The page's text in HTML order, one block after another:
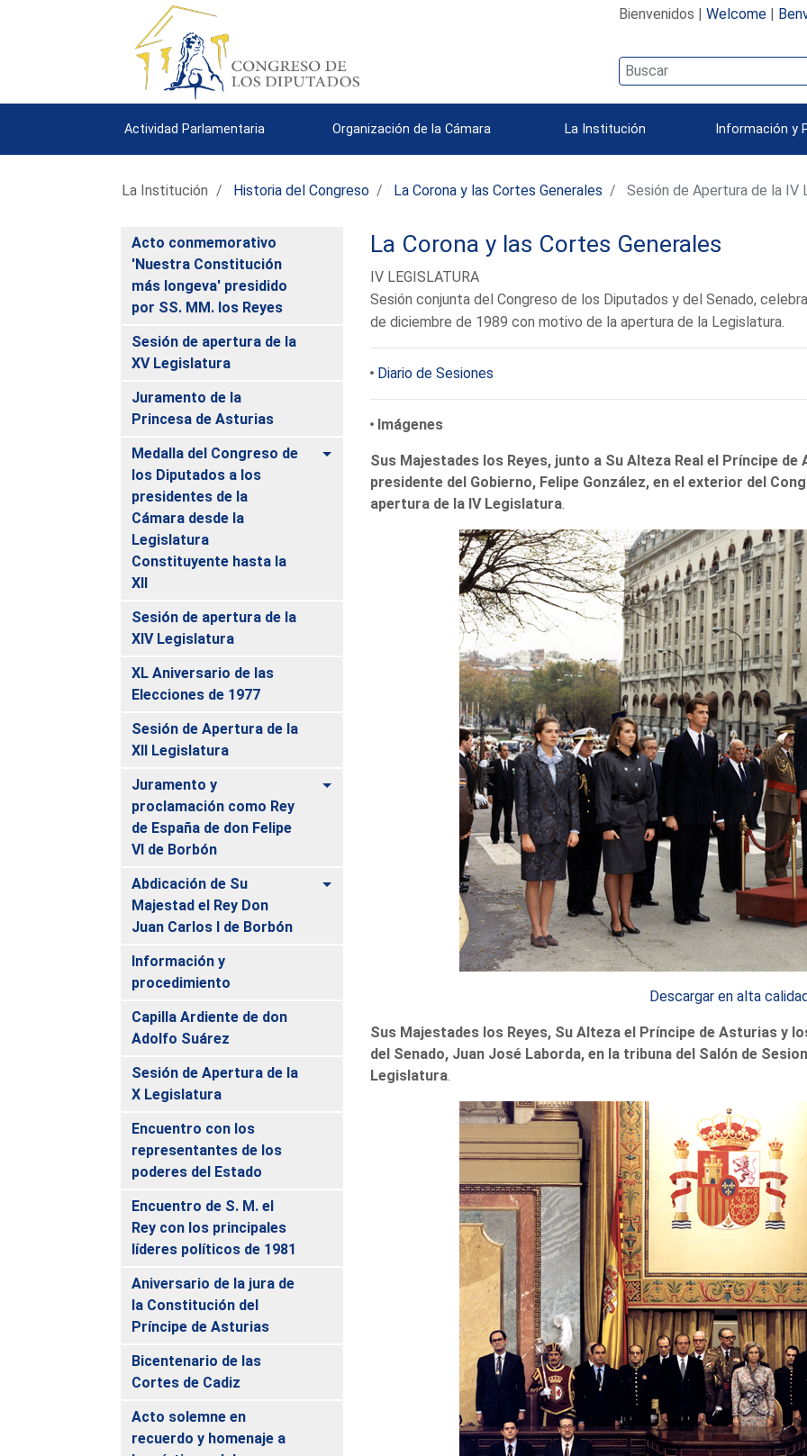
Bienvenidos | Welcome|
Actividad Parlamentaria Organización de la Cámara La Institución Información y
La Institución Historia del Congreso La Corona y las Cortes Generales Sesión de Apertura de la IV
Acto conmemorativo
'Nuestra Constitución
más longeva' presidido
por SS. MM. los Reyes
Sesión de apertura de la
XV Legislatura
Juramento de la
Princesa de Asturias
Medalla del Congreso de
los Diputados a los
presidentes de la
Cámara desde la
Legislatura
Constituyente hasta la
XII
Alternar
Sesión de apertura de la
XIV Legislatura
XL Aniversario de las
Elecciones de 1977
Sesión de Apertura de la
XII Legislatura
Juramento y
proclamación como Rey
de España de don Felipe
VI de Borbón
Alternar
Abdicación de Su
Majestad el Rey Don
Juan Carlos I de Borbón
Alternar
Información y
procedimiento
Capilla Ardiente de don
Adolfo Suárez
Sesión de Apertura de la
X Legislatura
Encuentro con los
representantes de los
poderes del Estado
Encuentro de S. M. el
Rey con los principales
líderes políticos de 1981
Aniversario de la jura de
la Constitución del
Príncipe de Asturias
Bicentenario de las
Cortes de Cadiz
Acto solemne en
recuerdo y homenaje a
La Corona y las Cortes Generales
IV LEGISLATURA
Sesión conjunta del Congreso de los Diputados y del Senado,
de diciembre de 1989 con motivo de la apertura de la Legislatura.
Diario de Sesiones
Imágenes
Sus Majestades los Reyes, junto a Su Alteza Real el Príncipe
presidente del Gobierno, Felipe González, en el exterior del
apertura de la IV Legislatura.
Descargar en alta
Sus Majestades los Reyes, Su Alteza el Príncipe de Asturias y
del Senado, Juan José Laborda, en la tribuna del Salón de
Legislatura.